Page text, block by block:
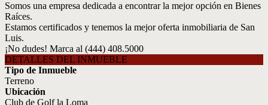
Somos una empresa dedicada a encontrar la mejor opción en Bienes
Raíces.
Estamos certificados y tenemos la mejor oferta inmobiliaria de San
Luis.
¡No dudes! Marca al (444) 408.5000
DETALLES DEL INMUEBLE
Tipo de Inmueble
Terreno
Ubicación
Club de Golf la Loma